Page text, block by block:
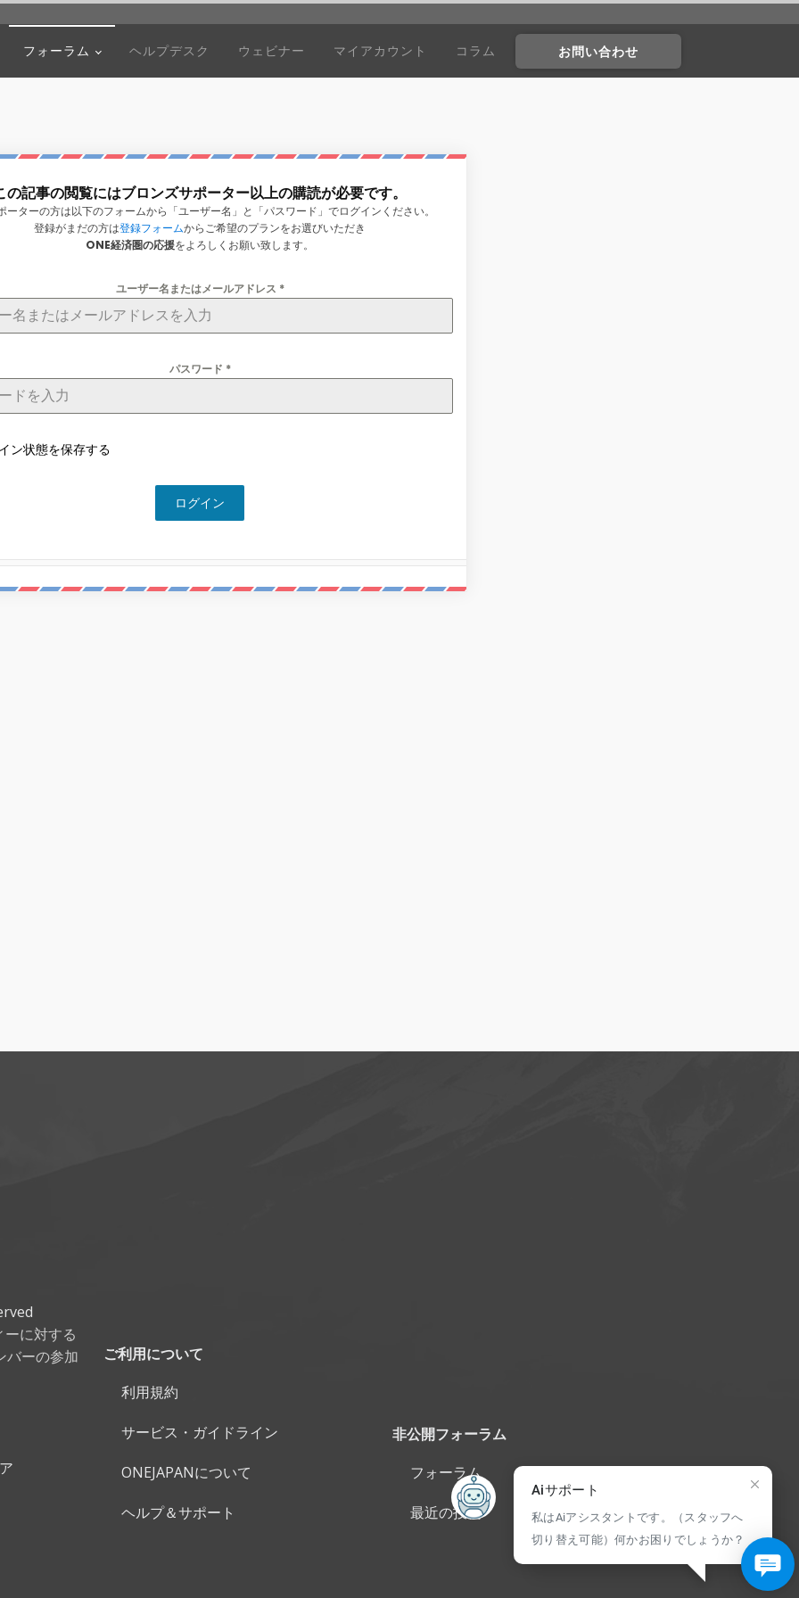
フォーラム ヘルプデスク ウェビナー マイアカウント コラム お問い合わせ
の記事の閲覧にはブロンズサポーター以上の購読が必要です。
ーターの方は以下のフォームから「ユーザー名」と「パスワード」でログインください。
登録がまだの方は登録フォームからご希望のプランをお選びいただき
ONE経済圏の応援をよろしくお願い致します。
ユーザー名またはメールアドレス *
パスワード *
ン状態を保存する
ログイン
に対する
バーの参加
ご利用について
利用規約
サービス・ガイドライン
ONEJAPANについて
ヘルプ＆サポート
非公開フォーラム
フォーラム
最近の投稿
Aiサポート
私はAiアシスタントです。（スタッフへ
切り替え可能）何かお困りでしょうか？